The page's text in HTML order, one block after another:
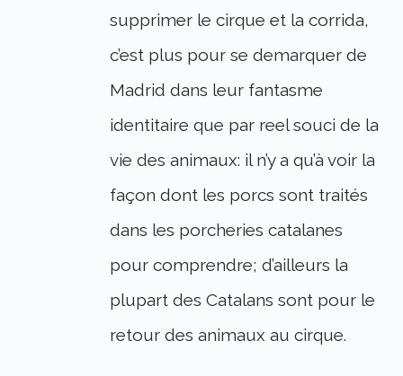
supprimer le cirque et la corrida,
c’est plus pour se demarquer de
Madrid dans leur fantasme
identitaire que par reel souci de la
vie des animaux: il n’y a qu’à voir la
façon dont les porcs sont traités
dans les porcheries catalanes
pour comprendre; d’ailleurs la
plupart des Catalans sont pour le
retour des animaux au cirque.